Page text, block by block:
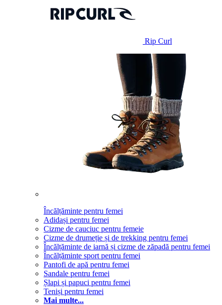
Rip Curl
Încălțăminte pentru femei
Adidași pentru femei
Cizme de cauciuc pentru femeie
Cizme de drumeție și de trekking pentru femei
Încălțăminte de iarnă și cizme de zăpadă pentru femei
Încălțăminte sport pentru femei
Pantofi de apă pentru femei
Sandale pentru femei
Șlapi și papuci pentru femei
Teniși pentru femei
Mai multe...